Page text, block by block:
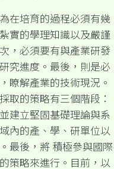
在培育的過程必須有幾
實的學理知識以及嚴謹
，必須要有與產業研發
究進度。最後，則是必
瞭解產業的技術現況。
取的策略有三個階段：
建立堅固基礎理論與系
內的產、學、研單位以
最後，將 積極參與國際
策略來進行。目前，以